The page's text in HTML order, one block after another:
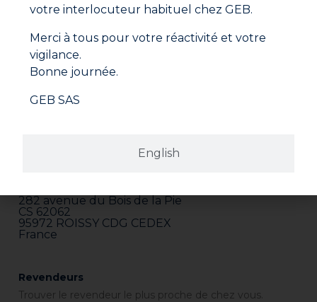
282 avenue du Bois de la Pie
CS 62062
95972 ROISSY CDG CEDEX
France
Revendeurs
Trouver le revendeur le plus proche de chez vous.
English
votre interlocuteur habituel chez GEB.
Merci à tous pour votre réactivité et votre
vigilance.
Bonne journée.
GEB SAS